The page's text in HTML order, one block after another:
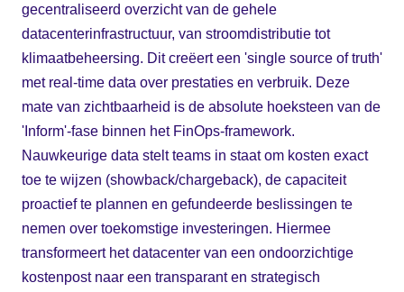
gecentraliseerd overzicht van de gehele
datacenterinfrastructuur, van stroomdistributie tot
klimaatbeheersing. Dit creëert een 'single source of truth'
met real-time data over prestaties en verbruik. Deze
mate van zichtbaarheid is de absolute hoeksteen van de
'Inform'-fase binnen het FinOps-framework.
Nauwkeurige data stelt teams in staat om kosten exact
toe te wijzen (showback/chargeback), de capaciteit
proactief te plannen en gefundeerde beslissingen te
nemen over toekomstige investeringen. Hiermee
transformeert het datacenter van een ondoorzichtige
kostenpost naar een transparant en strategisch